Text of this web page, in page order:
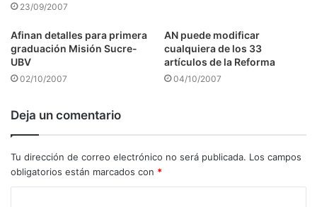
23/09/2007
Afinan detalles para primera
graduación Misión Sucre-
UBV
02/10/2007
AN puede modificar
cualquiera de los 33
artículos de la Reforma
04/10/2007
Deja un comentario
Tu dirección de correo electrónico no será publicada. Los campos
obligatorios están marcados con *